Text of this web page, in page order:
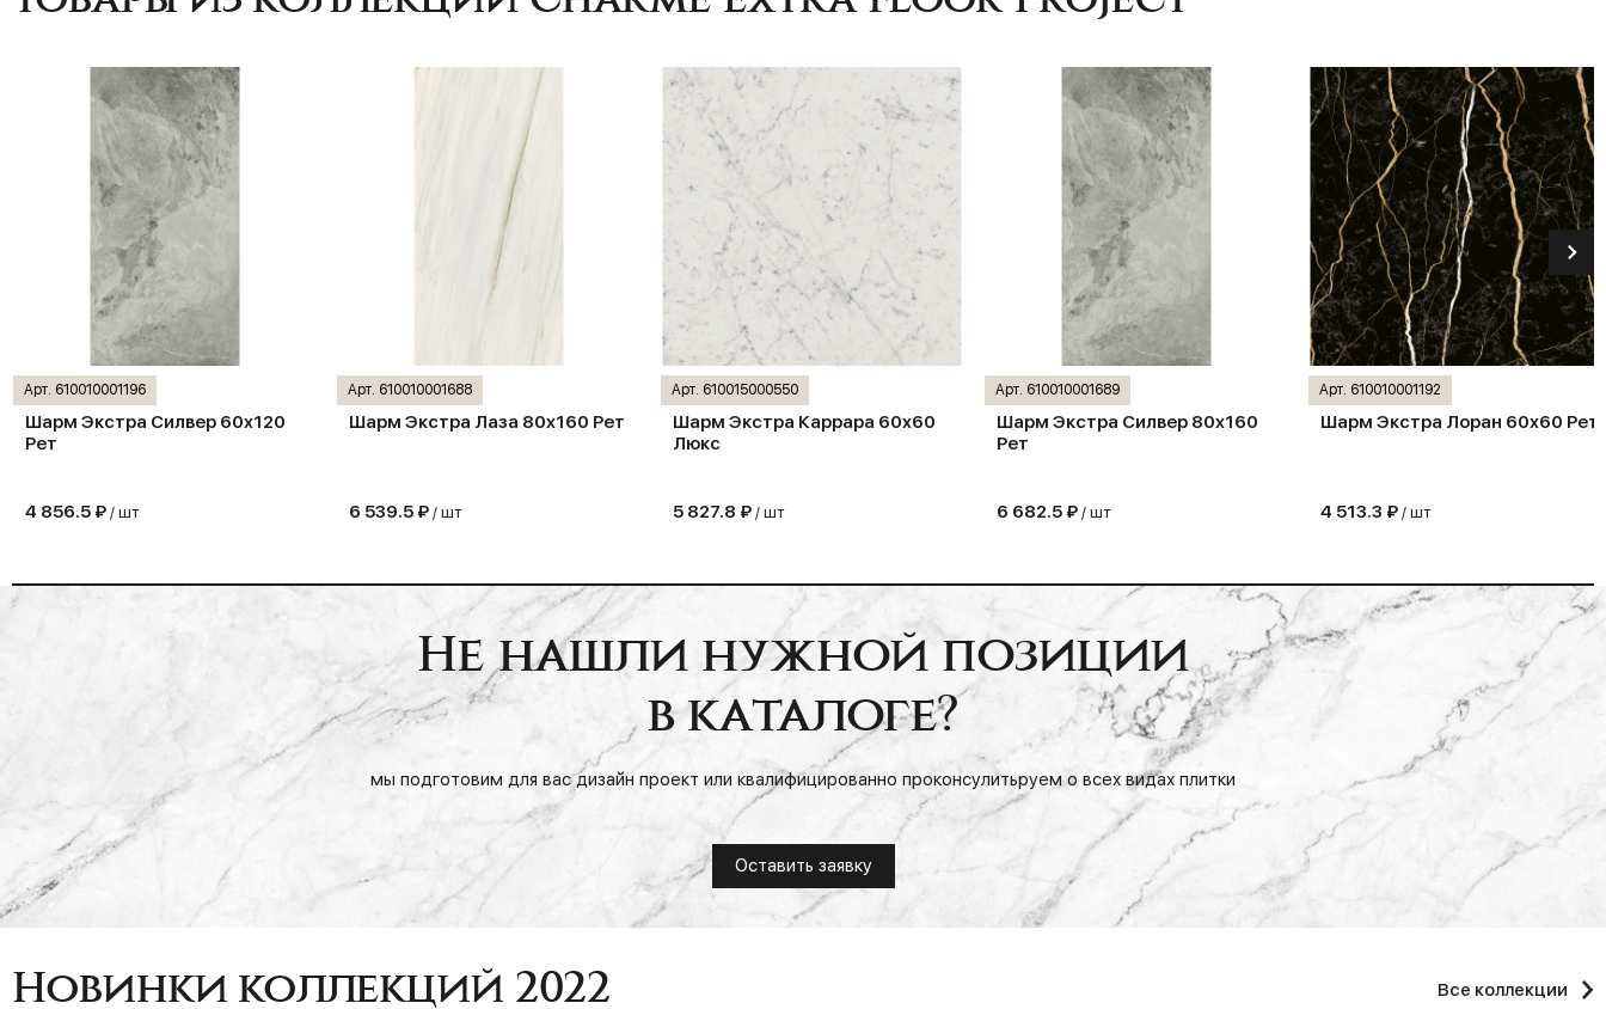
Арт. 610010001196
Шарм Экстра Силвер 60х120
Рет
4 856.5 ₽ / шт
Арт. 610010001688
Шарм Экстра Лаза 80х160 Рет
6 539.5 ₽ / шт
Арт. 610015000550
Шарм Экстра Каррара 60х60
Люкс
5 827.8 ₽ / шт
Арт. 610010001689
Шарм Экстра Силвер 80х160
Рет
6 682.5 ₽ / шт
Арт. 610010001192
Шарм Экстра Лоран 60х60 Рет
4 513.3 ₽ / шт
Не нашли нужной позиции
в каталоге?
мы подготовим для вас дизайн проект или квалифицированно проконсулитьруем о всех видах плитки
Оставить заявку
Новинки коллекций 2022 Все коллекции